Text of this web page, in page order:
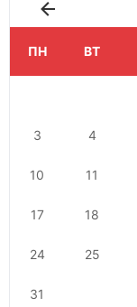
ПН ВТ
3 4
10 11
17 18
24 25
31